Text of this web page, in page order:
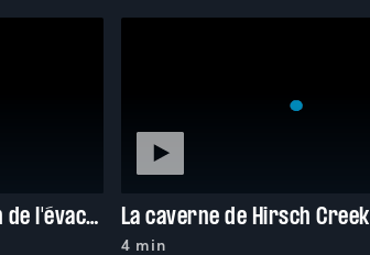
La descente à 100 km/h de l'évacuateur de crue de Lions Bay La caverne de Hirsch Creek
4 min